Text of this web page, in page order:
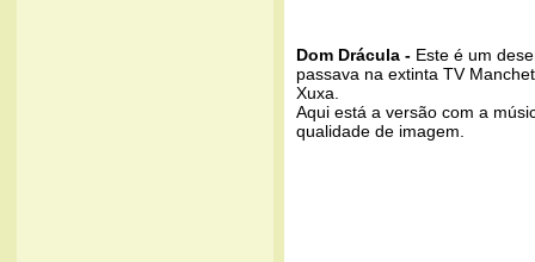
Dom Drácula - Este é um
passava na extinta TV
Xuxa.
Aqui está a versão com a
qualidade de imagem.